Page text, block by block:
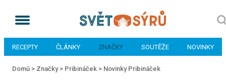
RECEPTY ČLÁNKY ZNAČKY SOUTĚŽE NOVINKY
Domů > Značky > Pribináček > Novinky Pribináček